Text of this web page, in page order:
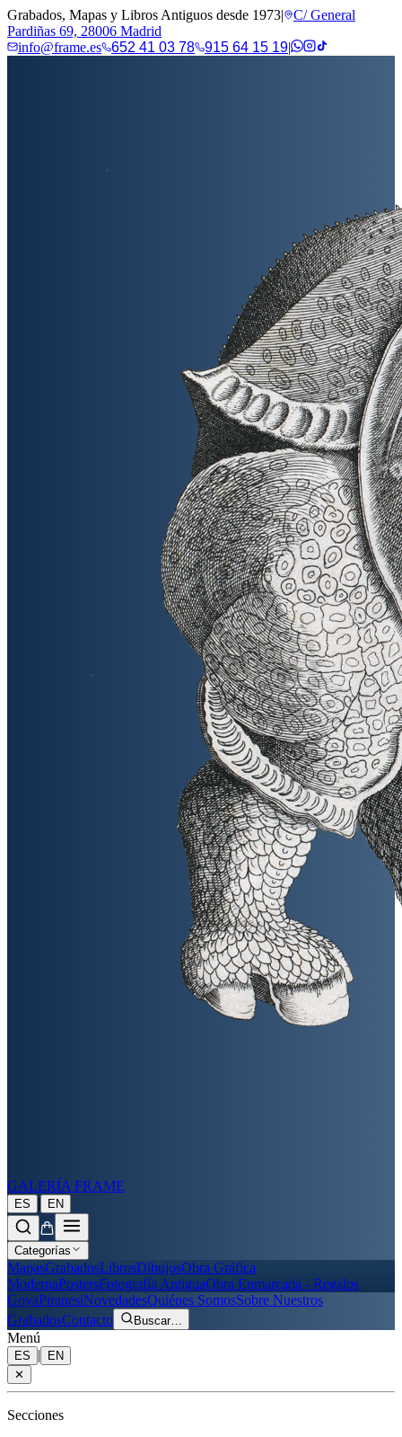
Grabados, Mapas y Libros Antiguos desde 1973|
C/ General
Pardiñas 69, 28006 Madrid
info@frame.es
652 41 03 78 915 64 15 19|
GALERÍA FRAME
ES | EN
Categorías
MapasGrabadosLibrosDibujosObra Gráfica
ModernaPostersFotografía AntiguaObra Enmarcada - Regalos
GoyaPiranesiNovedadesQuiénes SomosSobre Nuestros
GrabadosContacto Buscar…
Menú
ES |
EN
✕
Secciones